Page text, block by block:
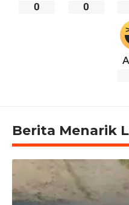
0 0
Berita Menarik